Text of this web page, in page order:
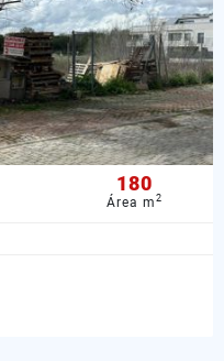
180
Área m2